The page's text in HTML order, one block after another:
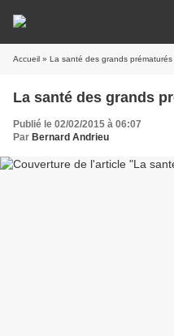
Accueil » La santé des grands prématurés
La santé des grands
Publié le 02/02/2015 à 06:07
Par Bernard Andrieu